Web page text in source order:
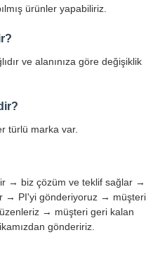
ürünler yapabiliriz.
ve alanınıza göre değişiklik
türlü marka var.
→ biz çözüm ve teklif sağlar →
→ PI'yi gönderiyoruz → müşteri
→ müşteri geri kalan
göndeririz.